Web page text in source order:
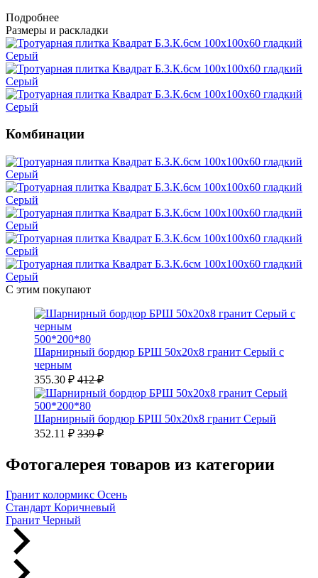
Подробнее
Размеры и раскладки
Комбинации
С этим покупают
500*200*80
Шарнирный бордюр БРШ 50х20х8 гранит Серый с
черным
355.30 ₽ 412 ₽
500*200*80
Шарнирный бордюр БРШ 50х20х8 гранит Серый
352.11 ₽ 339 ₽
Фотогалерея товаров из категории
Гранит колормикс Осень
Стандарт Коричневый
Гранит Черный